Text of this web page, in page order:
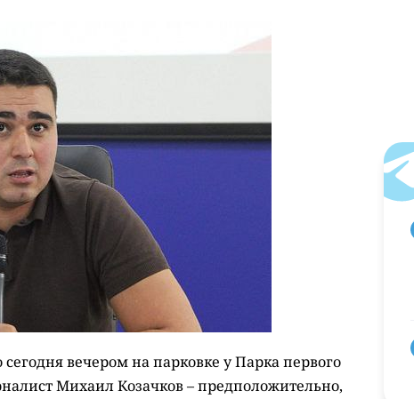
вечером на парковке у Парка первого
Михаил Козачков – предположительно,